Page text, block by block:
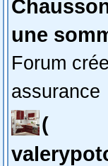
une
Forum
assurance
(